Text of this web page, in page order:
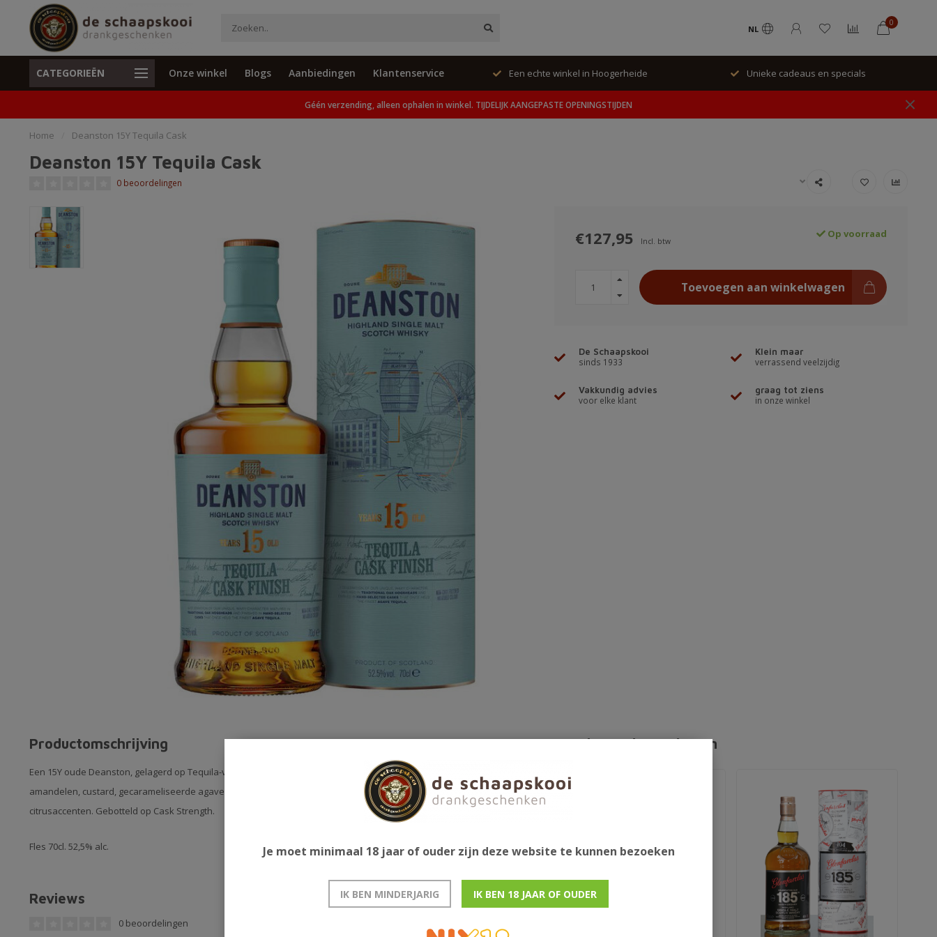
NL
0
CATEGORIEËN Onze winkel Blogs Aanbiedingen Klantenservice
Unieke cadeaus en specials Geen verzending, alleen ophalen in winkel. Een echte winkel in Hoogerheide Unieke cadeaus en specials
Géén verzending, alleen ophalen in winkel. TIJDELIJK AANGEPASTE OPENINGSTIJDEN
Home Deanston 15Y Tequila Cask
Deanston 15Y Tequila Cask
0 beoordelingen
€127,95 Incl. btw
Op voorraad
Toevoegen aan winkelwagen
De Schaapskooi
sinds 1933
Klein maar
verrassend veelzijdig
Vakkundig advies
voor elke klant
graag tot ziens
in onze winkel
Productomschrijving
Een 15Y oude Deanston, gelagerd op Tequila-vaten. Lichtgeurend naar eiken, met smaken van geroosterde
amandelen, custard, gecarameliseerde agave en warme kruiden. De afdronk is lang en kruidig met zoete
citrusaccenten. Gebotteld op Cask Strength.
Fles 70cl. 52,5% alc.
Reviews
0 beoordelingen
Gerelateerde producten
Je moet minimaal 18 jaar of ouder zijn deze website te kunnen bezoeken
IK BEN MINDERJARIG IK BEN 18 JAAR OF OUDER